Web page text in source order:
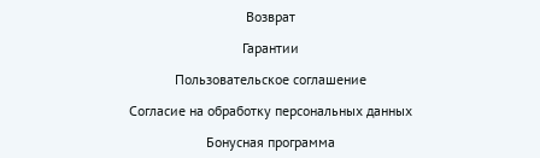
Возврат
Гарантии
Пользовательское соглашение
Согласие на обработку персональных данных
Бонусная программа